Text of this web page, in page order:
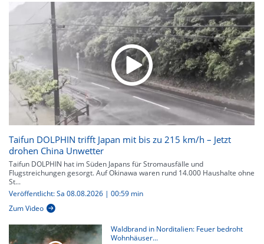
Taifun DOLPHIN trifft Japan mit bis zu 215 km/h – Jetzt
drohen China Unwetter
Taifun DOLPHIN hat im Süden Japans für Stromausfälle und
Flugstreichungen gesorgt. Auf Okinawa waren rund 14.000 Haushalte ohne
St...
Veröffentlicht: Sa 08.08.2026 | 00:59 min
Zum Video
Waldbrand in Norditalien: Feuer bedroht
Wohnhäuser...